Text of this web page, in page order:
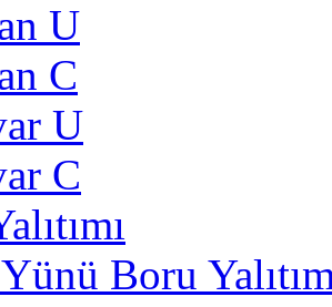
U
C
U
C
Boru